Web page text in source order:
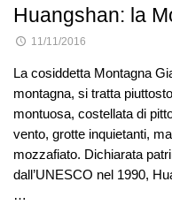
Huangshan: la
11/11/2016
La cosiddetta Montagna
montagna, si tratta
montuosa, costellata di
vento, grotte inquietanti,
mozzafiato. Dichiarata
dall’UNESCO nel 1990,
…